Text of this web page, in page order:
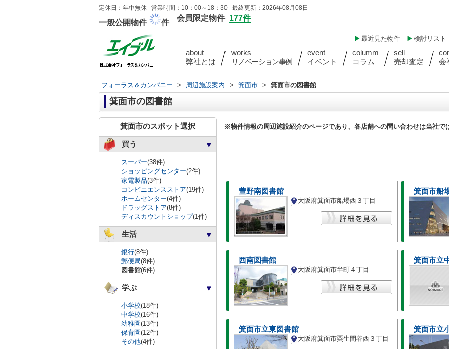
定休日：年中無休 営業時間：10：00～18：30 最終更新：2026年08月08日
一般公開物件 件
会員限定物件 177件
検討リスト
最近見た物件
about
弊社とは
works
リノベーション事例
event
イベント
columm
コラム
sell
売却査定
会
フォーラス＆カンパニー > 周辺施設案内 > 箕面市 > 箕面市の図書館
箕面市の図書館
※物件情報の周辺施設紹介のページであり、各店舗への問い合わせは当社で
萱野南図書館
大阪府箕面市船場西３丁目
箕面市船
西南図書館
大阪府箕面市半町４丁目
箕面市立
箕面市立東図書館
大阪府箕面市粟生間谷西３丁目
箕面市立
箕面市のスポット選択
買う
スーパー(38件)
ショッピングセンター(2件)
家電製品(3件)
コンビニエンスストア(19件)
ホームセンター(4件)
ドラッグストア(8件)
ディスカウントショップ(1件)
生活
銀行(8件)
郵便局(8件)
図書館(6件)
学ぶ
小学校(18件)
中学校(16件)
幼稚園(13件)
保育園(12件)
その他(4件)